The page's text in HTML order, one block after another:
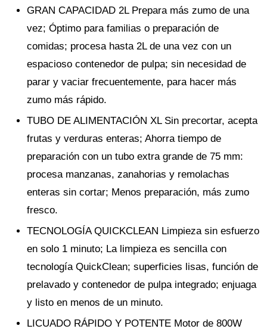
GRAN CAPACIDAD 2L Prepara más zumo de una
vez; Óptimo para familias o preparación de
comidas; procesa hasta 2L de una vez con un
espacioso contenedor de pulpa; sin necesidad de
parar y vaciar frecuentemente, para hacer más
zumo más rápido.
TUBO DE ALIMENTACIÓN XL Sin precortar, acepta
frutas y verduras enteras; Ahorra tiempo de
preparación con un tubo extra grande de 75 mm:
procesa manzanas, zanahorias y remolachas
enteras sin cortar; Menos preparación, más zumo
fresco.
TECNOLOGÍA QUICKCLEAN Limpieza sin esfuerzo
en solo 1 minuto; La limpieza es sencilla con
tecnología QuickClean; superficies lisas, función de
prelavado y contenedor de pulpa integrado; enjuaga
y listo en menos de un minuto.
LICUADO RÁPIDO Y POTENTE Motor de 800W